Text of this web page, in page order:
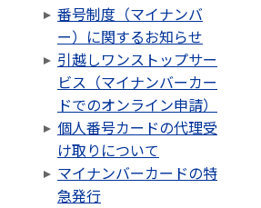
番号制度（マイナンバ
ー）に関するお知らせ
引越しワンストップサー
ビス（マイナンバーカー
ドでのオンライン申請）
個人番号カードの代理受
け取りについて
マイナンバーカードの特
急発行